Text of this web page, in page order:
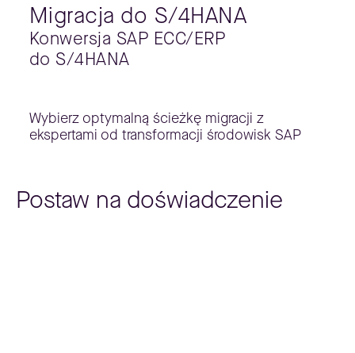
Migracja do S/4HANA
Konwersja SAP ECC/ERP
do S/4HANA
Wybierz optymalną ścieżkę migracji z
ekspertami od transformacji środowisk SAP
Postaw na doświadczenie